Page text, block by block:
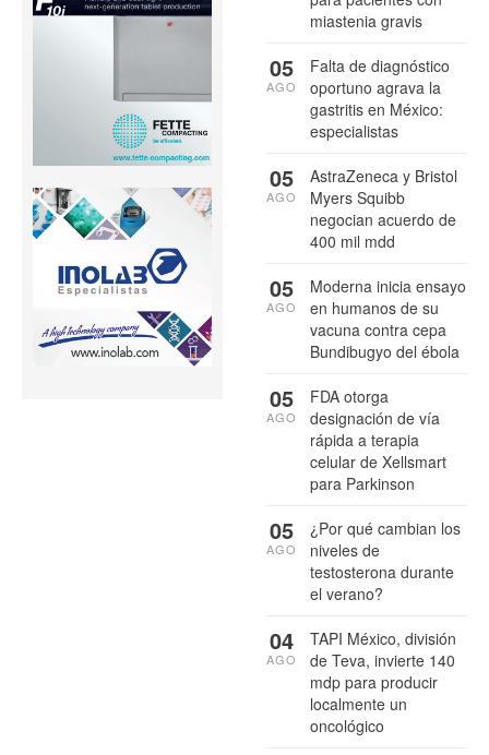
miastenia gravis
Falta de diagnóstico
oportuno agrava la
gastritis en México:
especialistas
05
AGO
AstraZeneca y Bristol
Myers Squibb
negocian acuerdo de
400 mil mdd
05
AGO
Moderna inicia ensayo
en humanos de su
vacuna contra cepa
Bundibugyo del ébola
05
AGO
FDA otorga
designación de vía
rápida a terapia
celular de Xellsmart
para Parkinson
05
AGO
¿Por qué cambian los
niveles de
testosterona durante
el verano?
05
AGO
TAPI México, división
de Teva, invierte 140
mdp para producir
localmente un
oncológico
04
AGO